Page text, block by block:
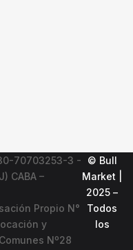
70703253-3 -
CABA –
Propio N°
y
Nº28
© Bull
Market |
2025 –
Todos
los